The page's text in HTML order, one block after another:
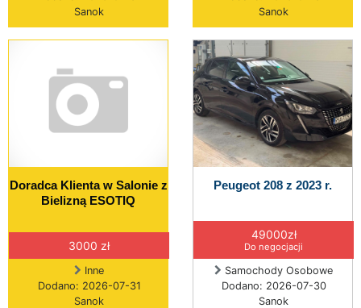
Sanok
Sanok
Doradca Klienta w Salonie z
Bielizną ESOTIQ
3000 zł
Inne
Dodano: 2026-07-31
Sanok
Peugeot 208 z 2023 r.
49000zł
Do negocjacji
Samochody Osobowe
Dodano: 2026-07-30
Sanok